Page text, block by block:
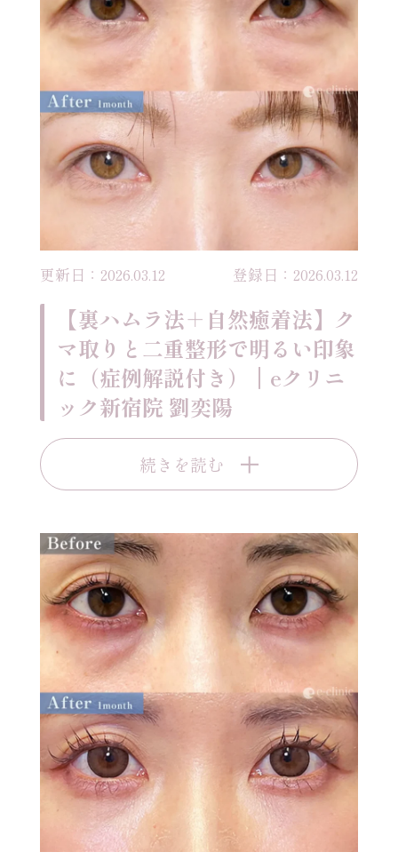
更新日：2026.03.12 登録日：2026.03.12
【裏ハムラ法＋自然癒着法】ク
マ取りと二重整形で明るい印象
に（症例解説付き）｜eクリニ
ック新宿院 劉奕陽
続きを読む